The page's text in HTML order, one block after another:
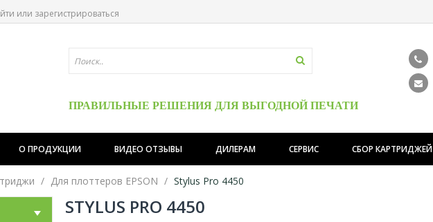
или зарегистрироваться
ПРАВИЛЬНЫЕ РЕШЕНИЯ ДЛЯ ВЫГОДНОЙ ПЕЧАТИ
О ПРОДУКЦИИ ВИДЕО ОТЗЫВЫ ДИЛЕРАМ СЕРВИС СБОР КАРТРИДЖЕЙ
Для плоттеров EPSON Stylus Pro 4450
STYLUS PRO 4450